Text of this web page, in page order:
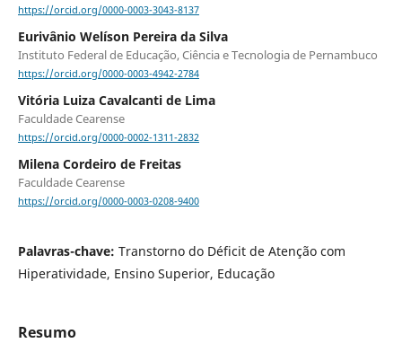
https://orcid.org/0000-0003-3043-8137
Eurivânio Welíson Pereira da Silva
Instituto Federal de Educação, Ciência e Tecnologia de Pernambuco
https://orcid.org/0000-0003-4942-2784
Vitória Luiza Cavalcanti de Lima
Faculdade Cearense
https://orcid.org/0000-0002-1311-2832
Milena Cordeiro de Freitas
Faculdade Cearense
https://orcid.org/0000-0003-0208-9400
Palavras-chave: Transtorno do Déficit de Atenção com
Hiperatividade, Ensino Superior, Educação
Resumo